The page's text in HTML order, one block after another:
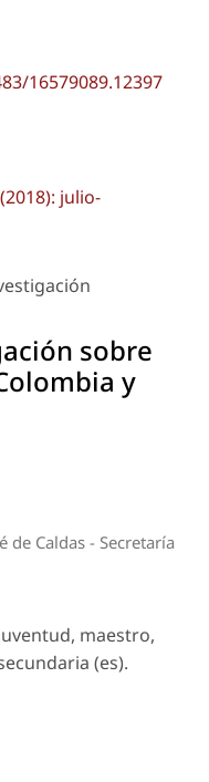
16579089.12397
julio-
sobre
y
de Caldas - Secretaría
maestro,
(es).